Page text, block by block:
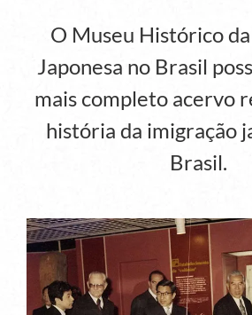
O Museu Histórico
Japonesa no Brasil
mais completo acervo
história da imigração
Brasil.